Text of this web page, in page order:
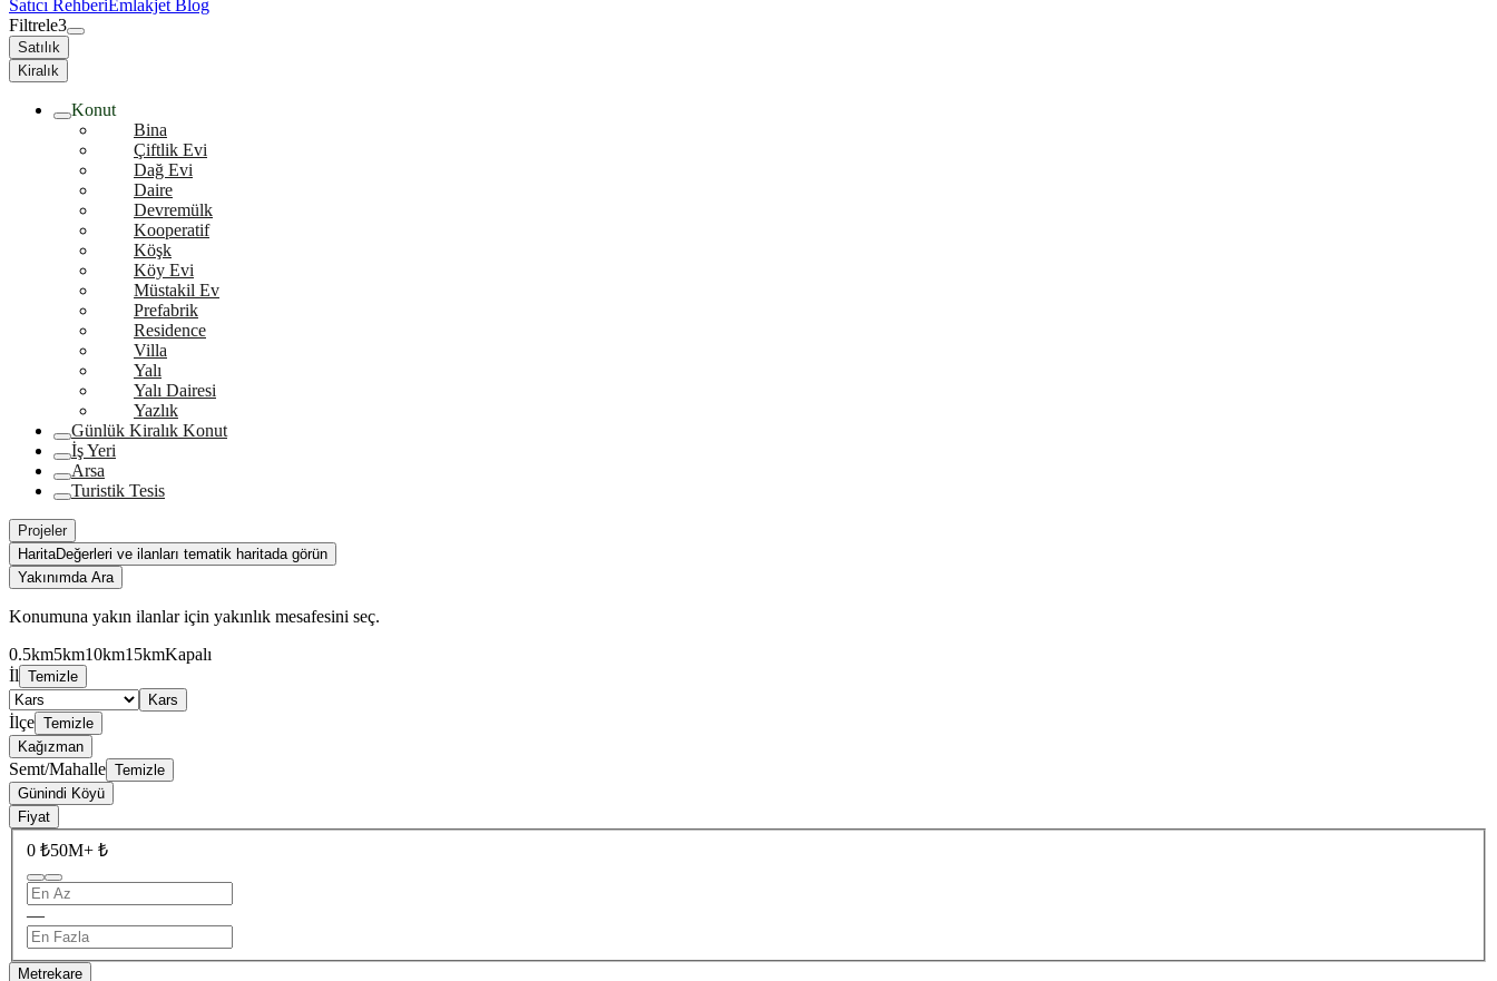
Satıcı RehberiEmlakjet Blog
Filtrele3
Satılık
Kiralık
Konut
Bina
Çiftlik Evi
Dağ Evi
Daire
Devremülk
Kooperatif
Köşk
Köy Evi
Müstakil Ev
Prefabrik
Residence
Villa
Yalı
Yalı Dairesi
Yazlık
Günlük Kiralık Konut
İş Yeri
Arsa
Turistik Tesis
Projeler
HaritaDeğerleri ve ilanları tematik haritada görün
Yakınımda Ara
Konumuna yakın ilanlar için yakınlık mesafesini seç.
0.5km5km10km15kmKapalı
İl Temizle
Kars
İlçe Temizle
Kağızman
Semt/Mahalle Temizle
Günindi Köyü
Fiyat
0 ₺50M+ ₺
—
Metrekare